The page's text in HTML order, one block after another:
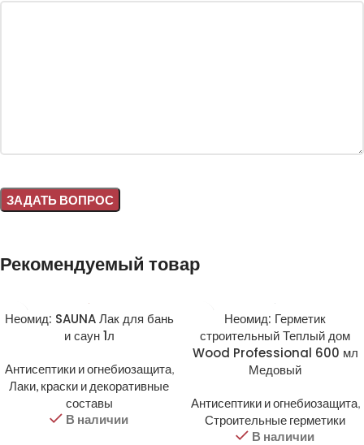
Рекомендуемый товар
Неомид: SAUNA Лак для бань
и саун 1л
Антисептики и огнебиозащита,
Лаки, краски и декоративные
составы
В наличии
Неомид: Герметик
строительный Теплый дом
Wood Professional 600 мл
Медовый
Антисептики и огнебиозащита,
Строительные герметики
В наличии